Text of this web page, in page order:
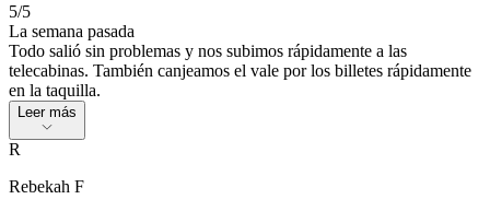
5/5
La semana pasada
Todo salió sin problemas y nos subimos rápidamente a las
telecabinas. También canjeamos el vale por los billetes rápidamente
en la taquilla.
Leer más
R
Rebekah F